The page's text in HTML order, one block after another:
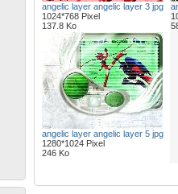
angelic layer angelic layer 3 jpg
1024*768 Pixel
137.8 Ko
angelic layer angelic layer 5 jpg
1280*1024 Pixel
246 Ko